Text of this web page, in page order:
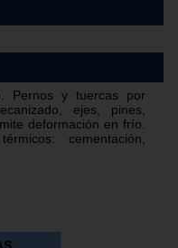
Pernos y tuercas por
ejes, pines,
deformación en frío.
cementación,